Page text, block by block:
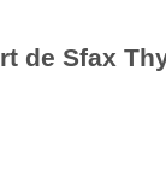
de Sfax